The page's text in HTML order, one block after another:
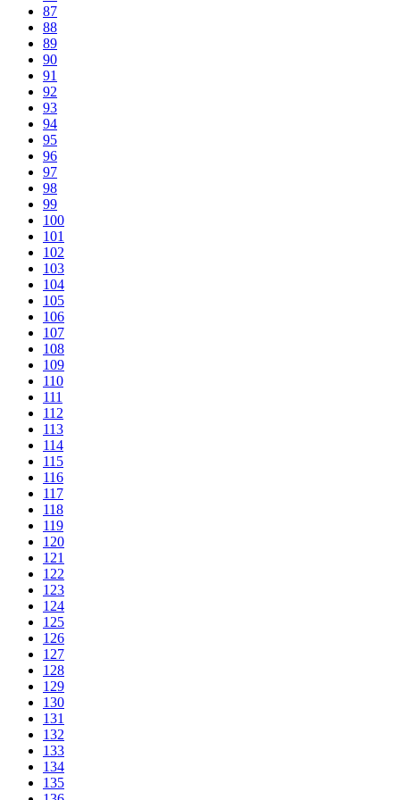
87
88
89
90
91
92
93
94
95
96
97
98
99
100
101
102
103
104
105
106
107
108
109
110
111
112
113
114
115
116
117
118
119
120
121
122
123
124
125
126
127
128
129
130
131
132
133
134
135